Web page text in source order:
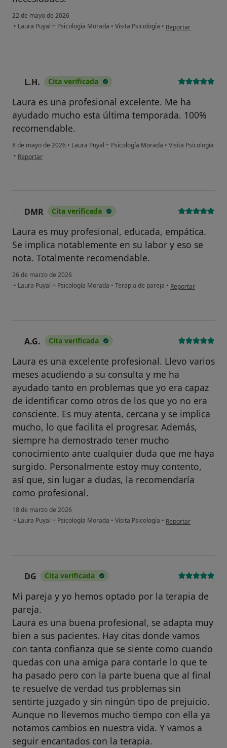
22 de mayo de 2026
• Laura Puyal ~ Psicología Morada • Visita Psicología • en opinión del
Reportar
L.H. Cita verificada
Laura es una profesional excelente. Me ha
ayudado mucho esta última temporada. 100%
recomendable.
8 de mayo de 2026 • Laura Puyal ~ Psicología Morada • Visita Psicología
• en opinión del usuario L.H.
Reportar
DMR Cita verificada
Laura es muy profesional, educada, empática.
Se implica notablemente en su labor y eso se
nota. Totalmente recomendable.
26 de marzo de 2026
• Laura Puyal ~ Psicología Morada • Terapia de pareja • en opinión del
Reportar
A.G. Cita verificada
Laura es una excelente profesional. Llevo varios
meses acudiendo a su consulta y me ha
ayudado tanto en problemas que yo era capaz
de identificar como otros de los que yo no era
consciente. Es muy atenta, cercana y se implica
mucho, lo que facilita el progresar. Además,
siempre ha demostrado tener mucho
conocimiento ante cualquier duda que me haya
surgido. Personalmente estoy muy contento,
así que, sin lugar a dudas, la recomendaría
como profesional.
18 de marzo de 2026
• Laura Puyal ~ Psicología Morada • Visita Psicología • en opinión del
Reportar
DG Cita verificada
Mi pareja y yo hemos optado por la terapia de
pareja.
Laura es una buena profesional, se adapta muy
bien a sus pacientes. Hay citas donde vamos
con tanta confianza que se siente como cuando
quedas con una amiga para contarle lo que te
ha pasado pero con la parte buena que al final
te resuelve de verdad tus problemas sin
sentirte juzgado y sin ningún tipo de prejuicio.
Aunque no llevemos mucho tiempo con ella ya
notamos cambios en nuestra vida. Y vamos a
seguir encantados con la terapia.